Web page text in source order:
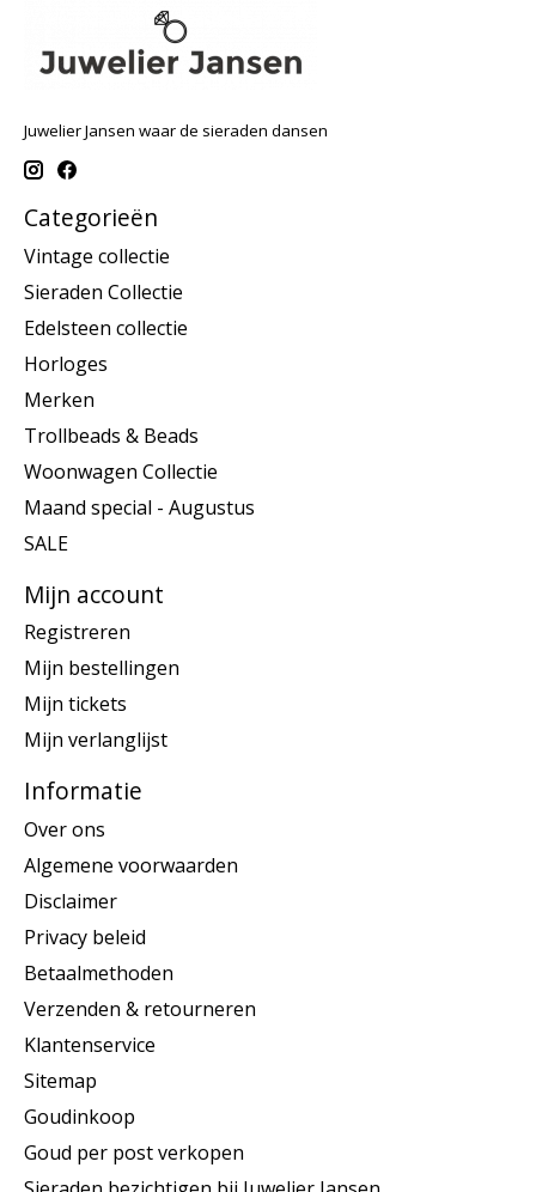
Juwelier Jansen waar de sieraden dansen
Categorieën
Vintage collectie
Sieraden Collectie
Edelsteen collectie
Horloges
Merken
Trollbeads & Beads
Woonwagen Collectie
Maand special - Augustus
SALE
Mijn account
Registreren
Mijn bestellingen
Mijn tickets
Mijn verlanglijst
Informatie
Over ons
Algemene voorwaarden
Disclaimer
Privacy beleid
Betaalmethoden
Verzenden & retourneren
Klantenservice
Sitemap
Goudinkoop
Goud per post verkopen